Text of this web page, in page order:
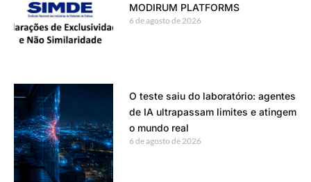
MODIRUM PLATFORMS
6 de agosto de 2026
O teste saiu do laboratório: agentes
de IA ultrapassam limites e atingem
o mundo real
6 de agosto de 2026